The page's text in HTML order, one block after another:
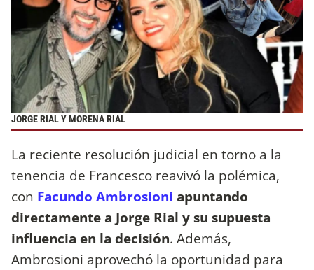
JORGE RIAL Y MORENA RIAL
La reciente resolución judicial en torno a la
tenencia de Francesco reavivó la polémica,
con Facundo Ambrosioni apuntando
directamente a Jorge Rial y su supuesta
influencia en la decisión. Además,
Ambrosioni aprovechó la oportunidad para